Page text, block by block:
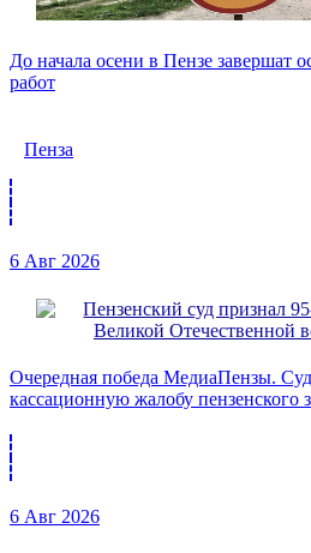
До начала осени в Пензе завершат
работ
Пенза
6 Авг 2026
Очередная победа МедиаПензы.
кассационную жалобу пензенского
6 Авг 2026